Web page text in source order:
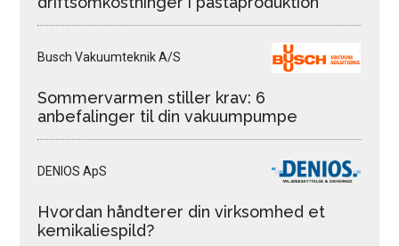
Busch Vakuumteknik A/S
Sommervarmen stiller krav: 6
anbefalinger til din vakuumpumpe
DENIOS ApS
Hvordan håndterer din virksomhed et
kemikaliespild?